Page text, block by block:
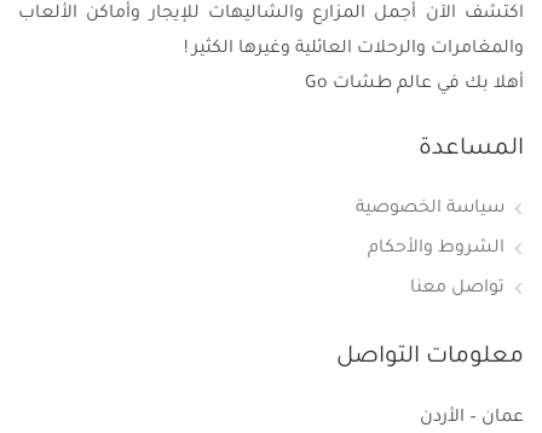
اكتشف الآن أجمل المزارع والشاليهات للإيجار وأماكن الألعاب
والمغامرات والرحلات العائلية وغيرها الكثير !
أهلا بك في عالم طشات Go
المساعدة
سياسة الخصوصية
الشروط والأحكام
تواصل معنا
معلومات التواصل
عمان – الأردن